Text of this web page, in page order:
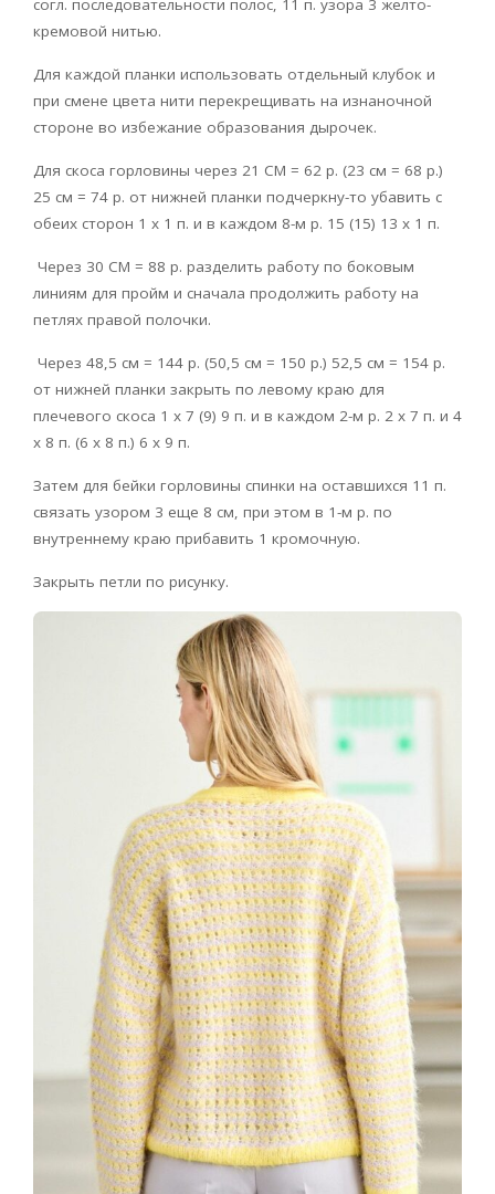
согл. последовательности полос, 11 п. узора 3 желто-
кремовой нитью.
Для каждой планки использовать отдельный клубок и
при смене цвета нити перекрещивать на изнаночной
стороне во избежание образования дырочек.
Для скоса горловины через 21 CM = 62 р. (23 см = 68 р.)
25 см = 74 р. от нижней планки подчеркну-то убавить с
обеих сторон 1 х 1 п. и в каждом 8-м р. 15 (15) 13 х 1 п.
Через 30 CM = 88 р. разделить работу по боковым
линиям для пройм и сначала продолжить работу на
петлях правой полочки.
Через 48,5 см = 144 р. (50,5 см = 150 р.) 52,5 см = 154 р.
от нижней планки закрыть по левому краю для
плечевого скоса 1 х 7 (9) 9 п. и в каждом 2-м р. 2 x 7 п. и 4
х 8 п. (6 х 8 п.) 6 х 9 п.
Затем для бейки горловины спинки на оставшихся 11 п.
связать узором 3 еще 8 см, при этом в 1-м р. по
внутреннему краю прибавить 1 кромочную.
Закрыть петли по рисунку.